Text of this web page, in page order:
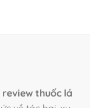
review thuốc lá